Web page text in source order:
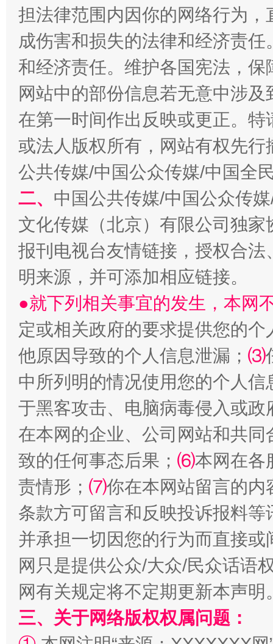
以产业富民促振兴
从幼儿园到大学，有这些资助 “
事关残疾人未来5年
规模最大的光氢储一体化项目 走
担法律范围内因你的网络行为
成伤害和损失的法律和经济责
和经济责任。维护各国宪法，
网站中的部份信息若无意中涉
在第一时间作出反映或更正。
或法人版权所有，网站有权先
公共传媒/中国公众传媒/中国全
二、 中国公共传媒/中国公众传
文化传媒（北京）有限公司独
报刊电视台友情链接，授权合
明来源，并可添加相应链接。
●就下列相关事宜的发生，本网
定或相关政府的要求提供您的个
他原因导致的个人信息泄漏； ⑶
中所列明的情况使用您的个人
于黑客攻击、电脑病毒侵入或
在本网的企业、公司网站和共
致的任何事态后果； ⑹本网在各
责情形； ⑺你在本网站留言的内
条款方可留言和反映投诉报料
并承担一切因您的行为而直接
网只是提供公众/大众/民众话语
网有关规定将不定期更新本声明
三、关于网络版权权属问题：